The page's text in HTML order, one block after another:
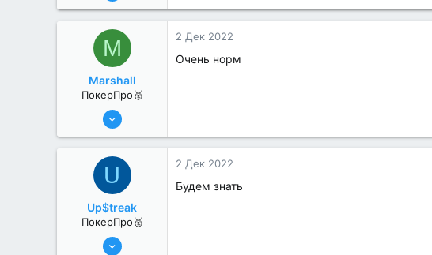
4
M
Marshall
ПокерПро🥈
17 Авг 2022
0
2 Дек 2022
Очень норм
U
Up$treak
ПокерПро🥈
17 Авг 2022
2 Дек 2022
Будем знать